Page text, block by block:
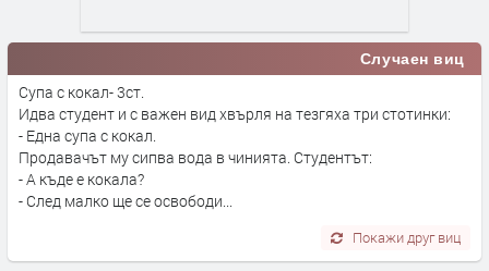
Случаен виц
Супа с кокал- 3ст.
Идва студент и с важен вид хвърля на тезгяха три стотинки:
- Една супа с кокал.
Продавачът му сипва вода в чинията. Студентът:
- А къде е кокала?
- След малко ще се освободи...
Покажи друг виц